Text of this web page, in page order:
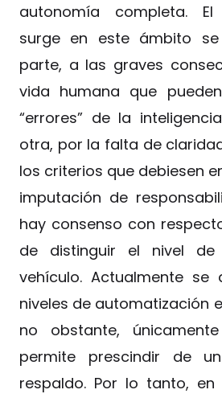
autonomía completa.
surge en este ámbito
parte, a las graves
vida humana que
“errores” de la
otra, por la falta de
los criterios que debiesen
imputación de
hay consenso con
de distinguir el nivel de
vehículo. Actualmente se
niveles de automatización
no obstante,
permite prescindir de
respaldo. Por lo tanto, en